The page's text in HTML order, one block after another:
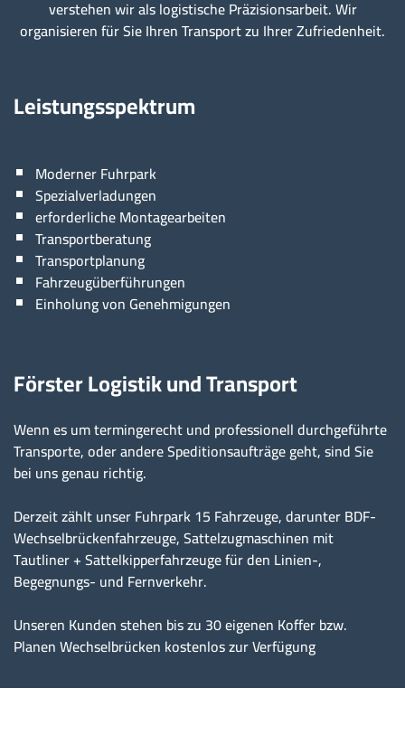
verstehen wir als logistische Präzisionsarbeit. Wir
organisieren für Sie Ihren Transport zu Ihrer Zufriedenheit.
Leistungsspektrum
Moderner Fuhrpark
Spezialverladungen
erforderliche Montagearbeiten
Transportberatung
Transportplanung
Fahrzeugüberführungen
Einholung von Genehmigungen
Förster Logistik und Transport
Wenn es um termingerecht und professionell durchgeführte
Transporte, oder andere Speditionsaufträge geht, sind Sie
bei uns genau richtig.
Derzeit zählt unser Fuhrpark 15 Fahrzeuge, darunter BDF-
Wechselbrückenfahrzeuge, Sattelzugmaschinen mit
Tautliner + Sattelkipperfahrzeuge für den Linien-,
Begegnungs- und Fernverkehr.
Unseren Kunden stehen bis zu 30 eigenen Koffer bzw.
Planen Wechselbrücken kostenlos zur Verfügung